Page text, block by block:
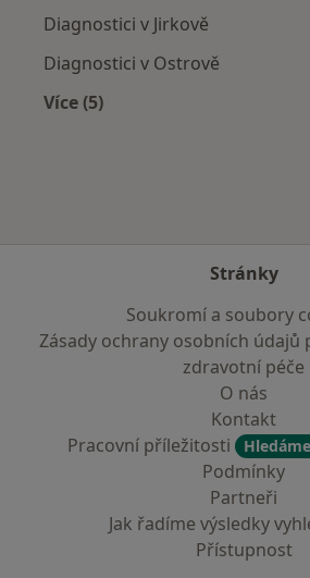
Diagnostici v Jirkově
Diagnostici v Ostrově
Více (5)
Stránky
Soukromí a soubory
Zásady ochrany osobních údajů
zdravotní péče
O nás
Kontakt
Pracovní příležitosti
Podmínky
Partneři
Jak řadíme výsledky
Přístupnost